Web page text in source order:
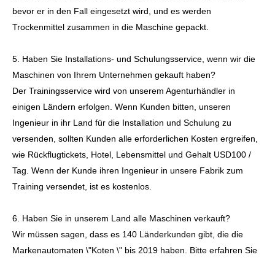
bevor er in den Fall eingesetzt wird, und es werden
Trockenmittel zusammen in die Maschine gepackt.
5. Haben Sie Installations- und Schulungsservice, wenn wir die
Maschinen von Ihrem Unternehmen gekauft haben?
Der Trainingsservice wird von unserem Agenturhändler in
einigen Ländern erfolgen. Wenn Kunden bitten, unseren
Ingenieur in ihr Land für die Installation und Schulung zu
versenden, sollten Kunden alle erforderlichen Kosten ergreifen,
wie Rückflugtickets, Hotel, Lebensmittel und Gehalt USD100 /
Tag. Wenn der Kunde ihren Ingenieur in unsere Fabrik zum
Training versendet, ist es kostenlos.
6. Haben Sie in unserem Land alle Maschinen verkauft?
Wir müssen sagen, dass es 140 Länderkunden gibt, die die
Markenautomaten \"Koten \" bis 2019 haben. Bitte erfahren Sie